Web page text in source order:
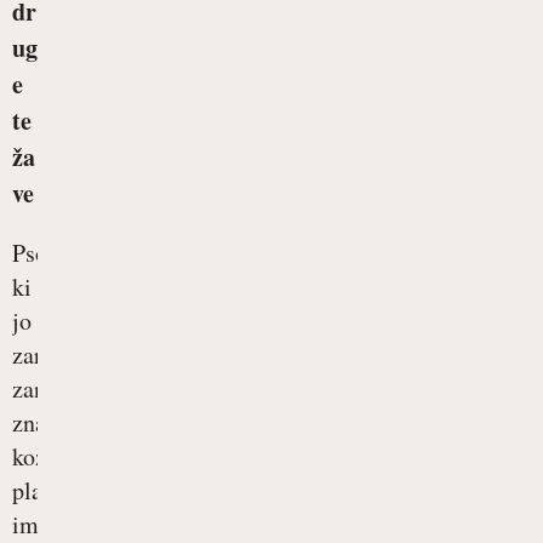
dr
ug
e
te
ža
ve
Psoriaza,
ki
jo
zaradi
zanjo
značilnih
kožnih
plak
imenujemo